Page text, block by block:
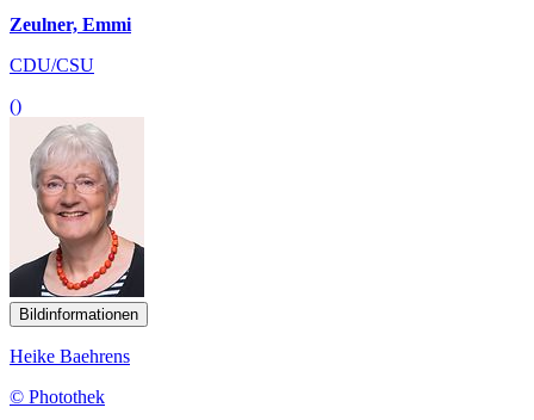
Zeulner, Emmi
CDU/CSU
()
Bildinformationen
Heike Baehrens
© Photothek